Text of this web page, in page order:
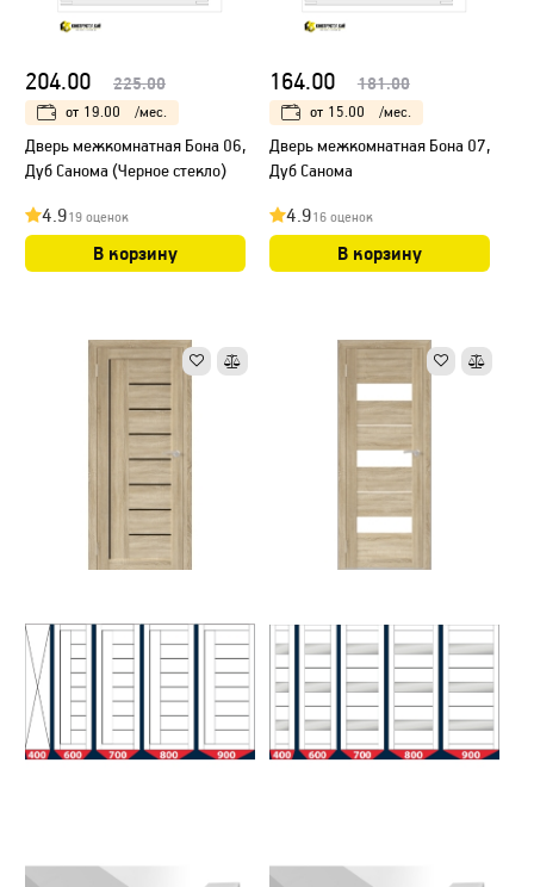
204.00 225.00
от 19.00 /мес.
Дверь межкомнатная Бона 06,
Дуб Санома (Черное стекло)
4.919 оценок
В корзину
164.00 181.00
от 15.00 /мес.
Дверь межкомнатная Бона 07,
Дуб Санома
4.916 оценок
В корзину